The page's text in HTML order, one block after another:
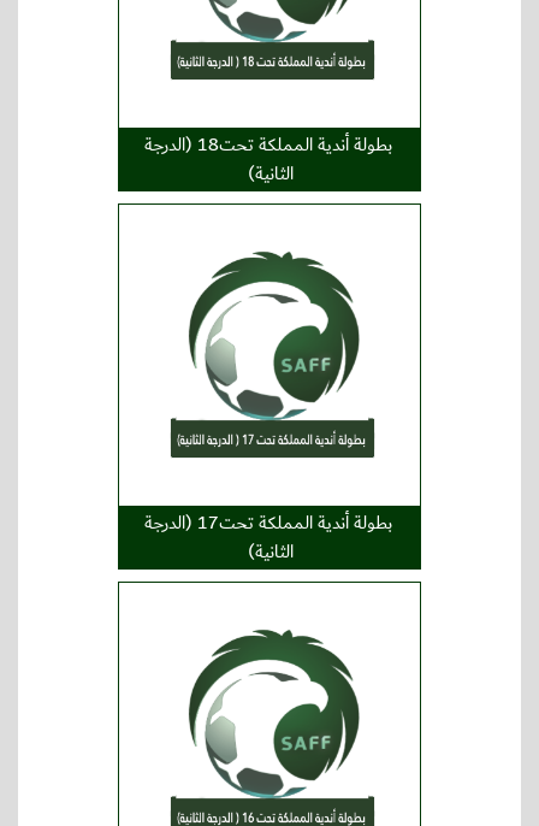
بطولة أندية المملكة تحت18 (الدرجة
الثانية)
بطولة أندية المملكة تحت17 (الدرجة
الثانية)